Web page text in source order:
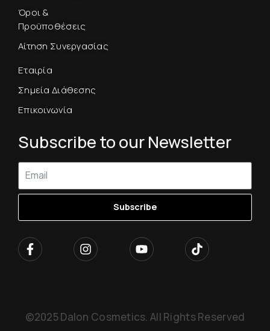
Όροι &
Προϋποθέσεις
Αίτηση Συνεργασίας
Εταιρία
Σημεία Διάθεσης
Επικοινωνία
Subscribe to our Newsletter
Subscribe
©2025 Dalon Cosmetics. All Rights Reserved